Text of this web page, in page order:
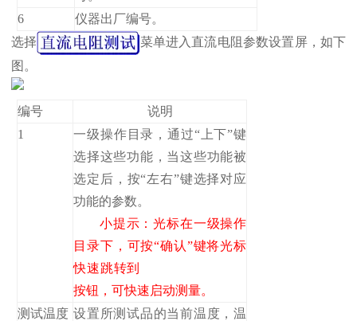
6
仪器出厂编号。
选择
菜单进入直流电阻参数设置屏，如下
图。
编号
说明
1
一级操作目录，通过“上下”键
选择这些功能，当这些功能被
选定后，按“左右”键选择对应
功能的参数。
小提示：光标在一级操作
目录下，可按“确认”键将光标
快速跳转到
按钮，可快速启动测量。
测试温度 设置所测试品的当前温度，温